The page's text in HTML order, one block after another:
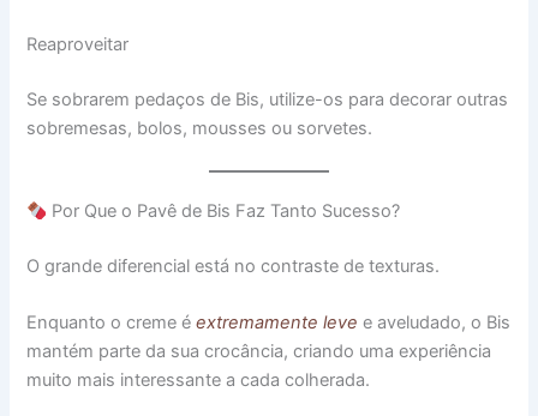
Reaproveitar
Se sobrarem pedaços de Bis, utilize-os para decorar outras
sobremesas, bolos, mousses ou sorvetes.
Por Que o Pavê de Bis Faz Tanto Sucesso?
O grande diferencial está no contraste de texturas.
Enquanto o creme éextremamente leve e aveludado, o Bis
mantém parte da sua crocância, criando uma experiência
muito mais interessante a cada colherada.